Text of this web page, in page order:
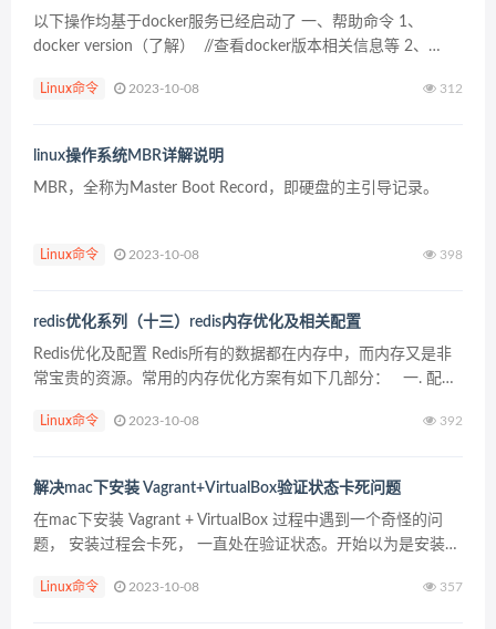
以下操作均基于docker服务已经启动了 一、帮助命令 1、
docker version（了解） //查看docker版本相关信息等 2、
Linux命令 2023-10-08 312
linux操作系统MBR详解说明
MBR，全称为Master Boot Record，即硬盘的主引导记录。
Linux命令 2023-10-08 398
redis优化系列（十三）redis内存优化及相关配置
Redis优化及配置 Redis所有的数据都在内存中，而内存又是非
常宝贵的资源。常用的内存优化方案有如下几部分： 一. 配置
优化 Lin...
Linux命令 2023-10-08 392
解决mac下安装 Vagrant+VirtualBox验证状态卡死问题
在mac下安装 Vagrant + VirtualBox 过程中遇到一个奇怪的问
题， 安装过程会卡死， 一直处在验证状态。开始以为是安装过
现，有人提到可能是权限问题，...
Linux命令 2023-10-08 357